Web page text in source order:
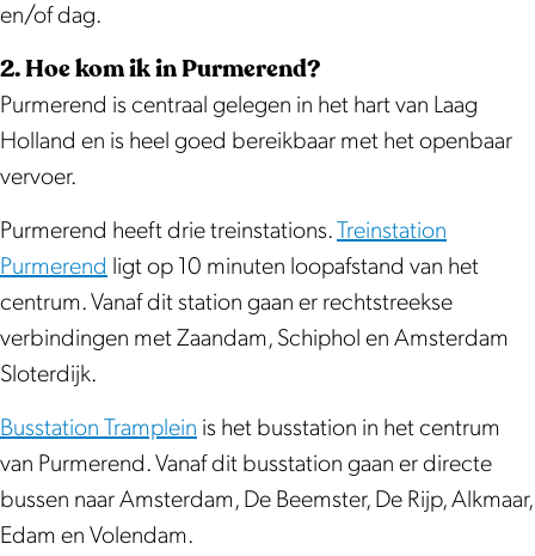
en/of dag.
2. Hoe kom ik in Purmerend?
Purmerend is centraal gelegen in het hart van Laag
Holland en is heel goed bereikbaar met het openbaar
vervoer.
Purmerend heeft drie treinstations.Treinstation
Purmerend ligt op 10 minuten loopafstand van het
centrum. Vanaf dit station gaan er rechtstreekse
verbindingen met Zaandam, Schiphol en Amsterdam
Sloterdijk.
Busstation Tramplein is het busstation in het centrum
van Purmerend. Vanaf dit busstation gaan er directe
bussen naar Amsterdam, De Beemster, De Rijp, Alkmaar,
Edam en Volendam.